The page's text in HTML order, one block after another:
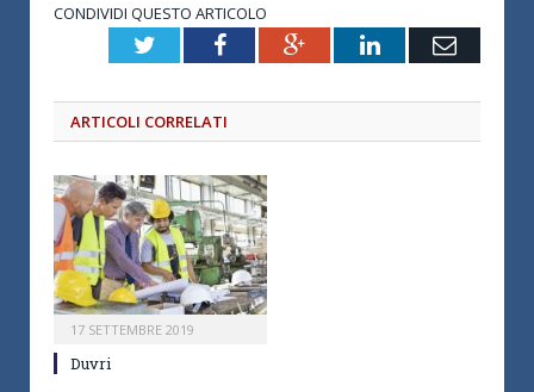
CONDIVIDI QUESTO ARTICOLO
TwitterFacebookGoogle+LinkedInEmail
ARTICOLI CORRELATI
17 SETTEMBRE 2019
Duvri